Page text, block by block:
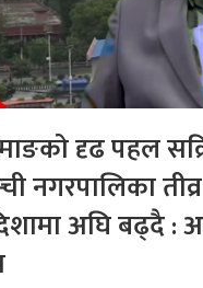
दृढ पहल
नगरपालिका तीव्र
अघि बढ्दै :